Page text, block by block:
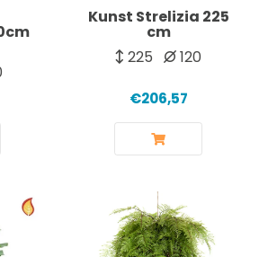
Kunst Strelizia 225
cm
225
120
€206,57